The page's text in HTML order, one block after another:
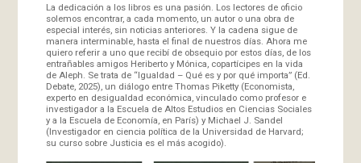
La dedicación a los libros es una pasión. Los lectores de oficio
solemos encontrar, a cada momento, un autor o una obra de
especial interés, sin noticias anteriores. Y la cadena sigue de
manera interminable, hasta el final de nuestros días. Ahora me
quiero referir a uno que recibí de obsequio por estos días, de los
entrañables amigos Heriberto y Mónica, copartícipes en la vida
de Aleph. Se trata de “Igualdad – Qué es y por qué importa” (Ed.
Debate, 2025), un diálogo entre Thomas Piketty (Economista,
experto en desigualdad económica, vinculado como profesor e
investigador a la Escuela de Altos Estudios en Ciencias Sociales
y a la Escuela de Economía, en París) y Michael J. Sandel
(Investigador en ciencia política de la Universidad de Harvard;
su curso sobre Justicia es el más acogido).